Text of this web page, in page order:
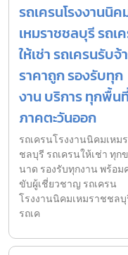
รถเครนโรงงานนิค
เหมราชชลบุรี รถเ
ให้เช่า รถเครนรับจ้
ราคาถูก รองรับทุก
งาน บริการ ทุกพื้นที่
ภาคตะวันออก
รถเครนโรงงานนิคมเหม
ชลบุรี รถเครนให้เช่า ทุกข
นาด รองรับทุกงาน พร้อม
ขับผู้เชี่ยวชาญ รถเครน
โรงงานนิคมเหมราชชลบุ
รถเค